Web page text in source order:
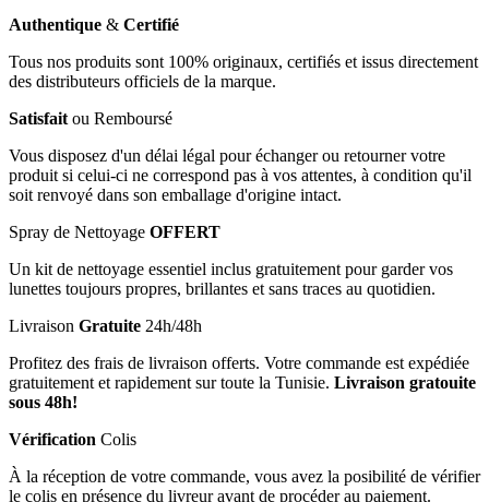
Authentique & Certifié
Tous nos produits sont 100% originaux, certifiés et issus directement
des distributeurs officiels de la marque.
Satisfait ou Remboursé
Vous disposez d'un délai légal pour échanger ou retourner votre
produit si celui-ci ne correspond pas à vos attentes, à condition qu'il
soit renvoyé dans son emballage d'origine intact.
Spray de Nettoyage OFFERT
Un kit de nettoyage essentiel inclus gratuitement pour garder vos
lunettes toujours propres, brillantes et sans traces au quotidien.
Livraison Gratuite 24h/48h
Profitez des frais de livraison offerts. Votre commande est expédiée
gratuitement et rapidement sur toute la Tunisie. Livraison gratouite
sous 48h!
Vérification Colis
À la réception de votre commande, vous avez la posibilité de vérifier
le colis en présence du livreur avant de procéder au paiement.